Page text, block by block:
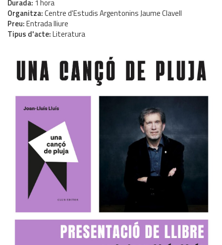
Durada 1 hora
Organitza Centre d'Estudis Argentonins Jaume Clavell
Preu Entrada lliure
Tipus d'acte Literatura